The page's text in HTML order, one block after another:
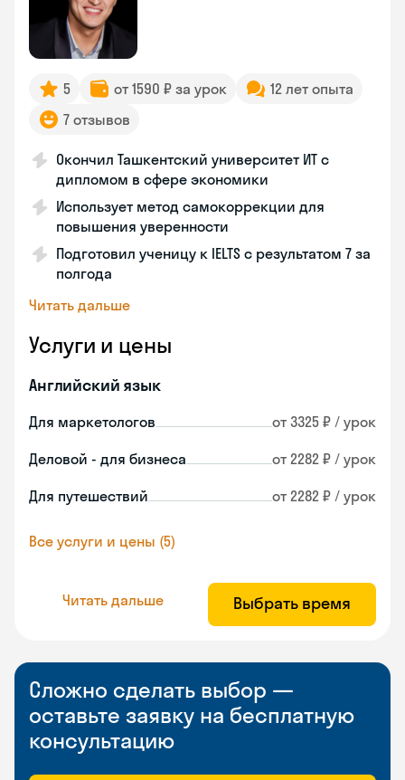
5 от 1590 ₽ за урок
12 лет опыта
7 отзывов
Окончил Ташкентский университет ИТ с
дипломом в сфере экономики
Использует метод самокоррекции для
повышения уверенности
Подготовил ученицу к IELTS с результатом 7 за
полгода
Читать дальше
Услуги и цены
Английский язык
Для маркетологов от 3325 ₽ / урок
Деловой - для бизнеса от 2282 ₽ / урок
Для путешествий от 2282 ₽ / урок
Все услуги и цены (5)
Читать дальше Выбрать время
Сложно сделать выбор —
оставьте заявку на бесплатную
консультацию